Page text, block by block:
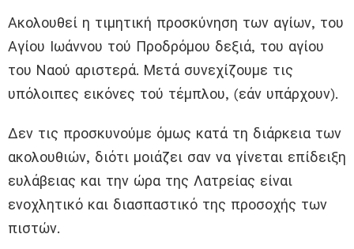
Ακολουθεί η τιμητική προσκύνηση των αγίων, του
Αγίου Ιωάννου τού Προδρόμου δεξιά, του αγίου
του Ναού αριστερά. Μετά συνεχίζουμε τις
υπόλοιπες εικόνες τού τέ­μπλου, (εάν υπάρχουν).
Δεν τις προσκυνούμε όμως κατά τη διάρκεια των
ακολουθιών, διότι μοιάζει σαν να γίνεται επίδειξη
ευλάβειας και την ώρα της Λατρείας είναι
ενοχλητικό και διασπαστικό της προσοχής των
πιστών.